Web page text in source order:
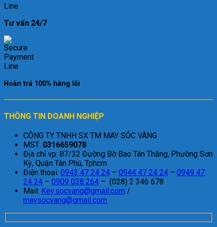
Tư vấn 24/7
Hoàn trả 100% hàng lỗi
THÔNG TIN DOANH NGHIỆP
CÔNG TY TNHH SX TM MAY SÓC VÀNG
MST: 0316659078
Địa chỉ vp: 87/32 Đường Bờ Bao Tân Thắng, Phường Sơn
Kỳ, Quận Tân Phú, Tphcm
Điện thoại: 0943 47 24 24 – 0944 47 24 24 – 0949 47
24 24 – 0909 038 264 – (028) 2 346 678
Mail: Key.socvang@gmail.com /
maysocvang@gmail.com